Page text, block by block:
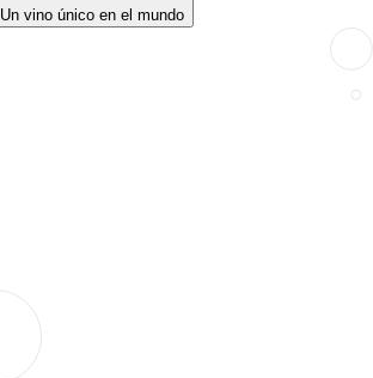
Un vino único en el mundo